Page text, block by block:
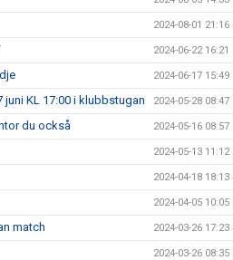
2024-08-01 21:16
2024-06-22 16:21
2024-06-17 15:49
juni KL 17:00 i klubbstugan 2024-05-28 08:47
du också 2024-05-16 08:57
2024-05-13 11:12
2024-04-18 18:13
2024-04-05 10:05
match 2024-03-26 17:23
2024-03-26 08:35